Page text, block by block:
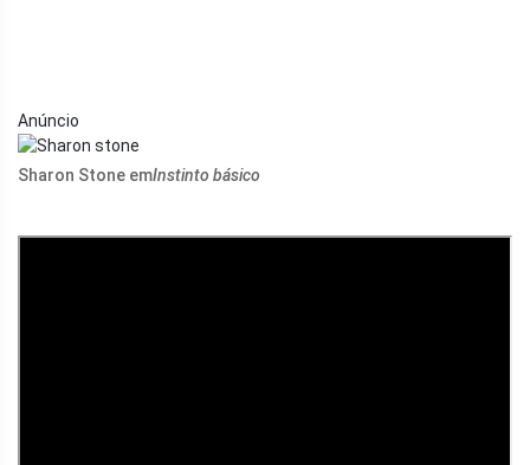
Anúncio
Sharon Stone emInstinto básico